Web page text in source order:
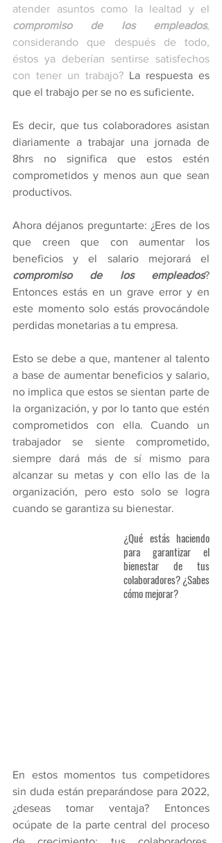
compromiso de los empleados,
considerando que después de todo,
éstos ya deberían sentirse satisfechos
con tener un trabajo? La respuesta es
que el trabajo per se no es suficiente.
Es decir, que tus colaboradores asistan
diariamente a trabajar una jornada de
8hrs no significa que estos estén
comprometidos y menos aun que sean
productivos.
Ahora déjanos preguntarte: ¿Eres de los
que creen que con aumentar los
compromiso de los empleados?
Entonces estás en un grave error y en
este momento solo estás provocándole
perdidas monetarias a tu empresa.
Esto se debe a que, mantener al talento
a base de aumentar beneficios y salario,
no implica que estos se sientan parte de
la organización, y por lo tanto que estén
comprometidos con ella. Cuando un
trabajador se siente comprometido,
siempre dará más de sí mismo para
alcanzar su metas y con ello las de la
organización, pero esto solo se logra
cuando se garantiza su bienestar.
¿Qué estás haciendo
para garantizar el
bienestar de tus
colaboradores? ¿Sabes
cómo mejorar?
En estos momentos tus competidores
sin duda están preparándose para 2022,
¿deseas tomar ventaja? Entonces
ocúpate de la parte central del proceso